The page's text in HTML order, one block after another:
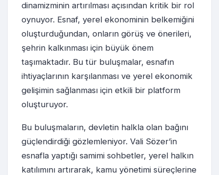
dinamizminin artırılması açısından kritik bir rol
oynuyor. Esnaf, yerel ekonominin belkemiğini
oluşturduğundan, onların görüş ve önerileri,
şehrin kalkınması için büyük önem
taşımaktadır. Bu tür buluşmalar, esnafın
ihtiyaçlarının karşılanması ve yerel ekonomik
gelişimin sağlanması için etkili bir platform
oluşturuyor.
Bu buluşmaların, devletin halkla olan bağını
güçlendirdiği gözlemleniyor. Vali Sözer’in
esnafla yaptığı samimi sohbetler, yerel halkın
katılımını artırarak, kamu yönetimi süreçlerine